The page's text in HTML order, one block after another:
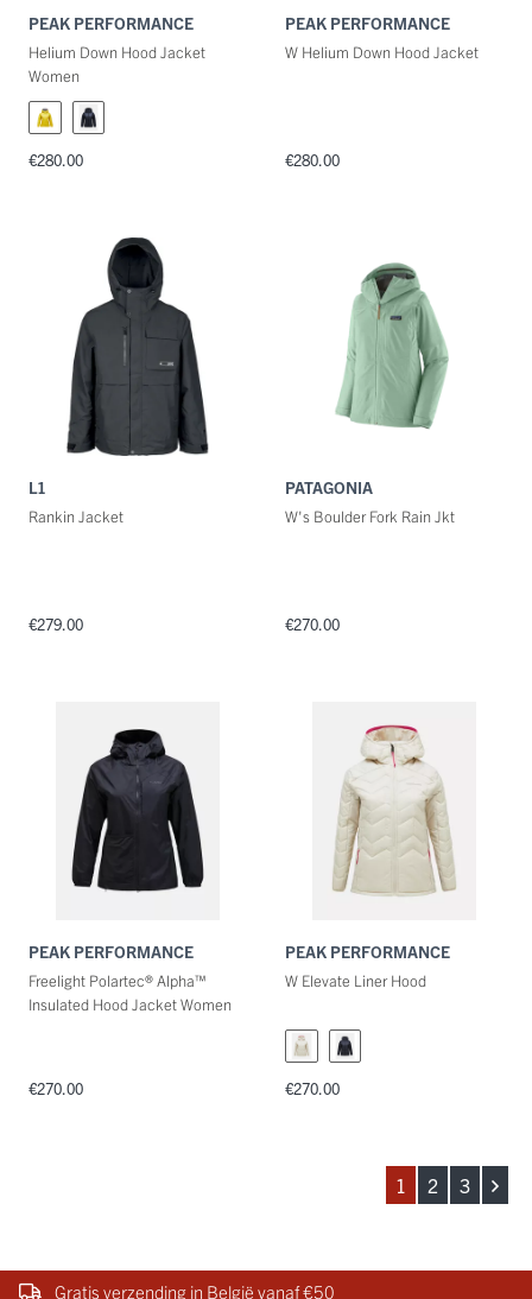
PEAK PERFORMANCE
Helium Down Hood Jacket
Women
€280.00
PEAK PERFORMANCE
W Helium Down Hood Jacket
€280.00
L1
Rankin Jacket
€279.00
PATAGONIA
W's Boulder Fork Rain Jkt
€270.00
PEAK PERFORMANCE
Freelight Polartec® Alpha™
Insulated Hood Jacket Women
€270.00
PEAK PERFORMANCE
W Elevate Liner Hood
€270.00
1 2 3
Gratis verzending in België vanaf €50